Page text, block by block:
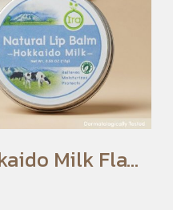
Hokkaido Milk Flavored Lip Balm